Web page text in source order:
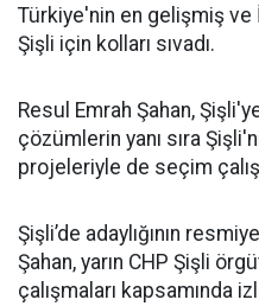
Türkiye'nin en gelişmiş
Şişli için kolları sıvadı.
Resul Emrah Şahan,
çözümlerin yanı sıra
projeleriyle de seçim
Şişli’de adaylığının
Şahan, yarın CHP Şişli
çalışmaları kapsamında